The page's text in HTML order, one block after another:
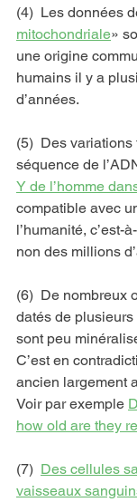
(4)  Les données
mitochondriale»
une origine
humains il y a
d’années.
(5)  Des
séquence de
Y de l’homme
compatible avec
l’humanité, c’est-
non des millions
(6)  De
datés de
sont peu
C’est en
ancien largement
Voir par exemple
how old are they
(7) Des cellules
vaisseaux